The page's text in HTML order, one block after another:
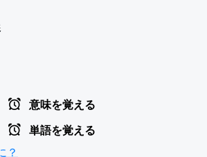
意味を覚える
単語を覚える
？